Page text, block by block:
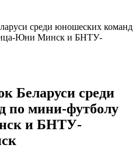
среди юношеских команд
Юни Минск и БНТУ-
среди
по мини-футболу
и БНТУ-